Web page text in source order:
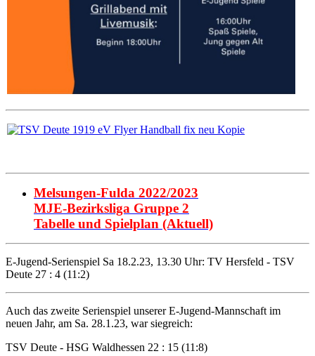
Melsungen-Fulda 2022/2023
MJE-Bezirksliga Gruppe 2
Tabelle und Spielplan (Aktuell)
E-Jugend-Serienspiel Sa 18.2.23, 13.30 Uhr: TV Hersfeld - TSV
Deute 27 : 4 (11:2)
Auch das zweite Serienspiel unserer E-Jugend-Mannschaft im
neuen Jahr, am Sa. 28.1.23, war siegreich:
TSV Deute - HSG Waldhessen 22 : 15 (11:8)